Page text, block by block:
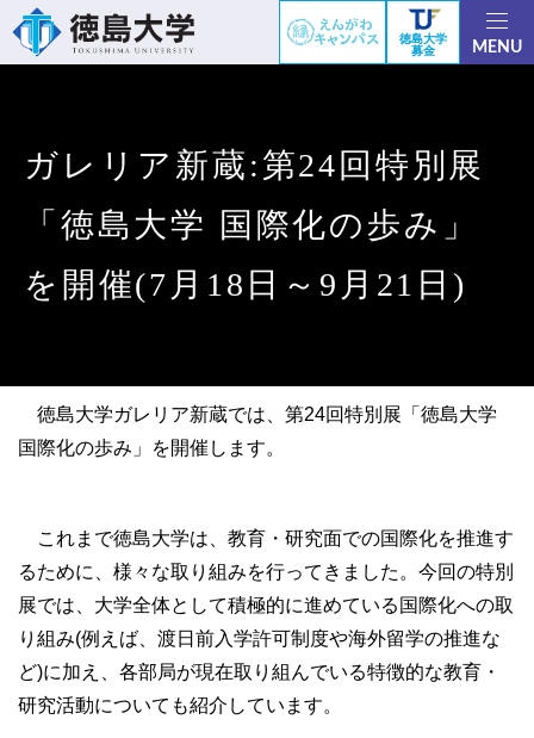
徳島大学
募金
MENU
ガレリア新蔵:第24回特別展
「徳島大学 国際化の歩み」
を開催(7月18日～9月21日)
徳島大学ガレリア新蔵では、第24回特別展「徳島大学
国際化の歩み」を開催します。
これまで徳島大学は、教育・研究面での国際化を推進す
るために、様々な取り組みを行ってきました。今回の特別
展では、大学全体として積極的に進めている国際化への取
り組み(例えば、渡日前入学許可制度や海外留学の推進な
ど)に加え、各部局が現在取り組んでいる特徴的な教育・
研究活動についても紹介しています。